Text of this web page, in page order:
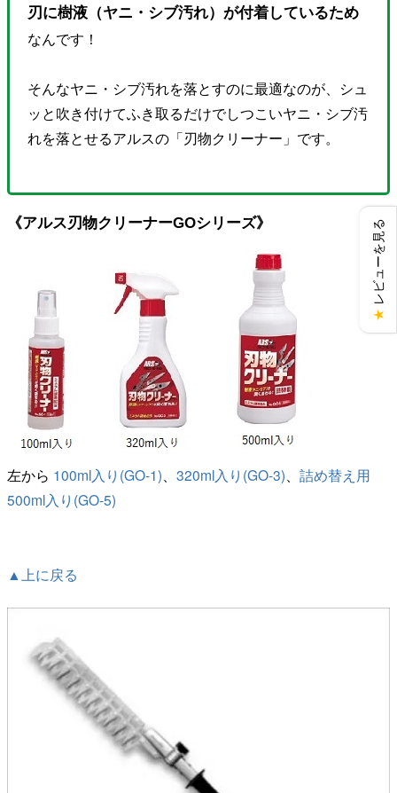
刃に樹液（ヤニ・シブ汚れ）が付着しているため
なんです！
そんなヤニ・シブ汚れを落とすのに最適なのが、シュ
ッと吹き付けてふき取るだけでしつこいヤニ・シブ汚
れを落とせるアルスの「刃物クリーナー」です。
《アルス刃物クリーナーGOシリーズ》
左から 100ml入り(GO-1)、 320ml入り(GO-3)、 詰め替え用
500ml入り(GO-5)
▲上に戻る
★
レビューを見る